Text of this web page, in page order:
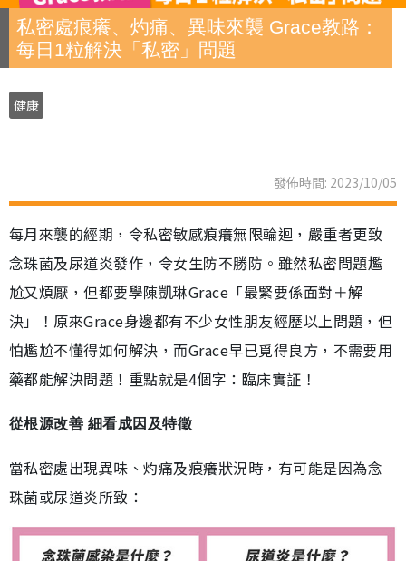
私密處痕癢、灼痛、異味來襲 Grace教路：
每日1粒解決「私密」問題
健康
發佈時間: 2023/10/05
每月來襲的經期，令私密敏感痕癢無限輪迴，嚴重者更致
念珠菌及尿道炎發作，令女生防不勝防。雖然私密問題尷
尬又煩厭，但都要學陳凱琳Grace「最緊要係面對＋解
決」！原來Grace身邊都有不少女性朋友經歷以上問題，但
怕尷尬不懂得如何解決，而Grace早已覓得良方，不需要用
藥都能解決問題！重點就是4個字：臨床實証！
從根源改善 細看成因及特徵
當私密處出現異味、灼痛及痕癢狀況時，有可能是因為念
珠菌或尿道炎所致：